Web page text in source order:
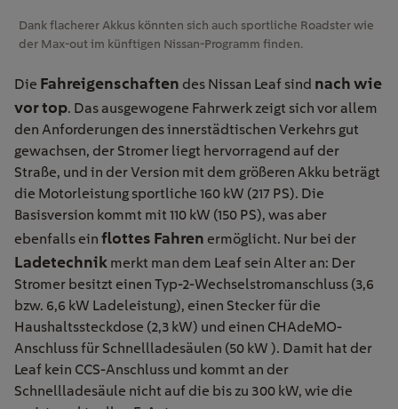
Dank flacherer Akkus könnten sich auch sportliche Roadster wie
der Max-out im künftigen Nissan-Programm finden.
Die Fahreigenschaften des Nissan Leaf sind nach wie
vor top. Das ausgewogene Fahrwerk zeigt sich vor allem
den Anforderungen des innerstädtischen Verkehrs gut
gewachsen, der Stromer liegt hervorragend auf der
Straße, und in der Version mit dem größeren Akku beträgt
die Motorleistung sportliche 160 kW (217 PS). Die
Basisversion kommt mit 110 kW (150 PS), was aber
ebenfalls ein flottes Fahren ermöglicht. Nur bei der
Ladetechnik merkt man dem Leaf sein Alter an: Der
Stromer besitzt einen Typ-2-Wechselstromanschluss (3,6
bzw. 6,6 kW Ladeleistung), einen Stecker für die
Haushaltssteckdose (2,3 kW) und einen CHAdeMO-
Anschluss für Schnellladesäulen (50 kW ). Damit hat der
Leaf kein CCS-Anschluss und kommt an der
Schnellladesäule nicht auf die bis zu 300 kW, wie die